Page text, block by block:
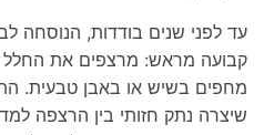
עד לפני שנים בודדות, הנוסחה
קבועה מראש: מרצפים את החלל
מחפים בשיש או באבן טבעית.
שיצרה נתק חזותי בין הרצפה